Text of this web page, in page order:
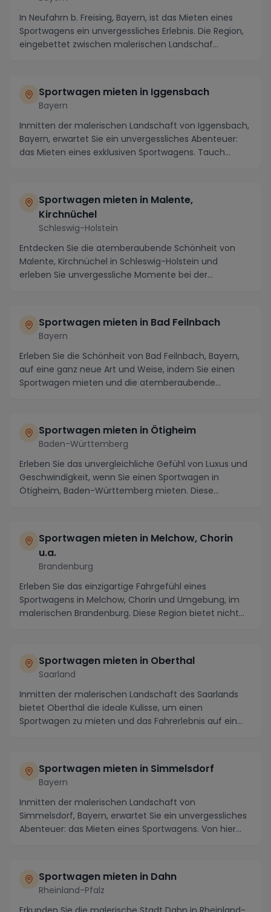
In Neufahrn b. Freising, Bayern, ist das Mieten eines
Sportwagens ein unvergessliches Erlebnis. Die Region,
eingebettet zwischen malerischen Landschaf...
Sportwagen mieten in Iggensbach
Bayern
Inmitten der malerischen Landschaft von Iggensbach,
Bayern, erwartet Sie ein unvergessliches Abenteuer:
das Mieten eines exklusiven Sportwagens. Tauch...
Sportwagen mieten in Malente,
Kirchnüchel
Schleswig-Holstein
Entdecken Sie die atemberaubende Schönheit von
Malente, Kirchnüchel in Schleswig-Holstein und
erleben Sie unvergessliche Momente bei der
Sportwagen mieten in Bad Feilnbach
Bayern
Erleben Sie die Schönheit von Bad Feilnbach, Bayern,
auf eine ganz neue Art und Weise, indem Sie einen
Sportwagen mieten und die atemberaubende
Sportwagen mieten in Ötigheim
Baden-Württemberg
Erleben Sie das unvergleichliche Gefühl von Luxus und
Geschwindigkeit, wenn Sie einen Sportwagen in
Ötigheim, Baden-Württemberg mieten. Diese
Sportwagen mieten in Melchow, Chorin
u.a.
Brandenburg
Erleben Sie das einzigartige Fahrgefühl eines
Sportwagens in Melchow, Chorin und Umgebung, im
malerischen Brandenburg. Diese Region bietet nicht
Sportwagen mieten in Oberthal
Saarland
Inmitten der malerischen Landschaft des Saarlands
bietet Oberthal die ideale Kulisse, um einen
Sportwagen zu mieten und das Fahrerlebnis auf ein
Sportwagen mieten in Simmelsdorf
Bayern
Inmitten der malerischen Landschaft von
Simmelsdorf, Bayern, erwartet Sie ein unvergessliches
Abenteuer: das Mieten eines Sportwagens. Von hier
Sportwagen mieten in Dahn
Rheinland-Pfalz